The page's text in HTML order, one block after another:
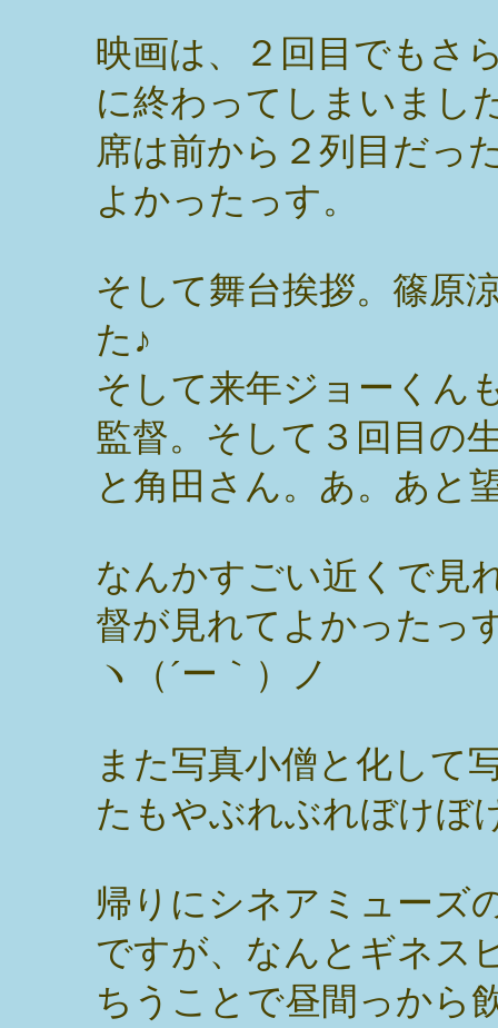
映画は、２回目でもさ
に終わってしまいまし
席は前から２列目だっ
よかったっす。
そして舞台挨拶。篠原
た♪
そして来年ジョーくん
監督。そして３回目の
と角田さん。あ。あと
なんかすごい近くで見
督が見れてよかったっ
ヽ（´ー｀）ノ
また写真小僧と化して
たもやぶれぶれぼけぼ
帰りにシネアミューズ
ですが、なんとギネス
ちうことで昼間っから